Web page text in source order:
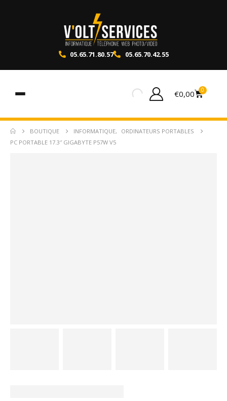
05.65.71.80.57 05.65.70.42.55
€0,00 0
BOUTIQUE INFORMATIQUE,
ORDINATEURS PORTABLES
PC PORTABLE 17.3″ GIGABYTE P57W V5